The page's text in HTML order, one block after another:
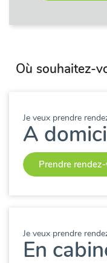
Où souhaitez-
Je veux prendre
A
Prendre
Je veux prendre
En